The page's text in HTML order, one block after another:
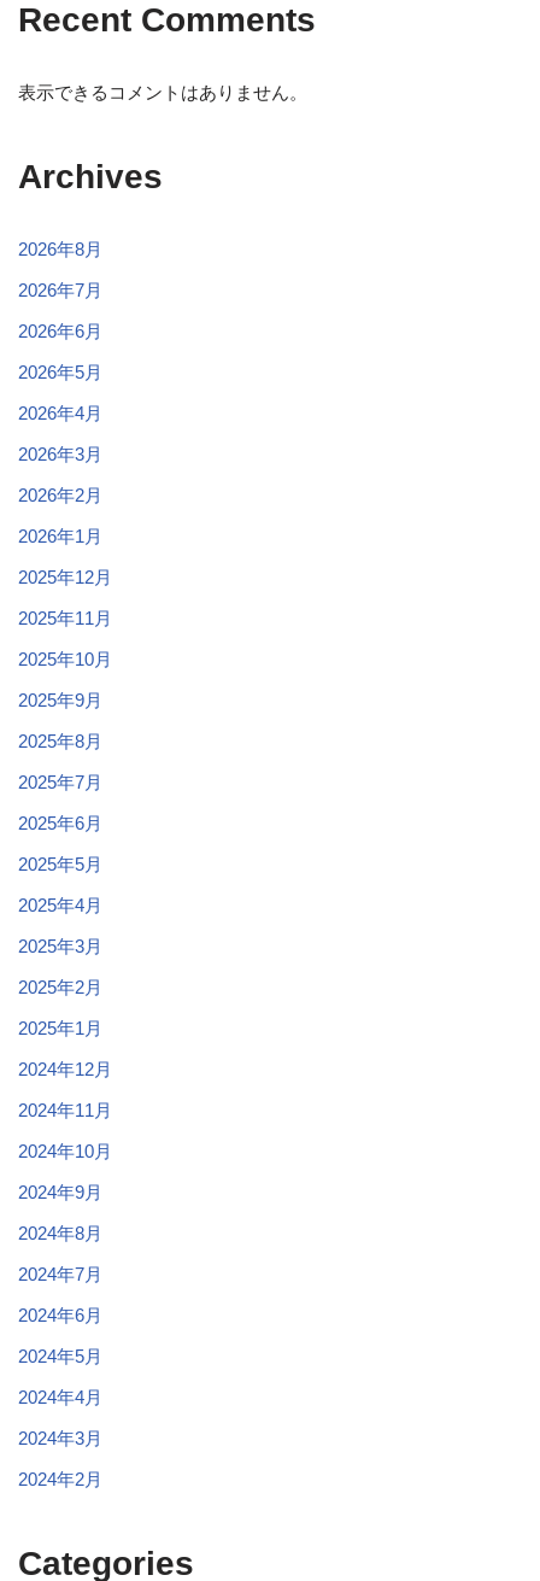
Recent Comments
表示できるコメントはありません。
Archives
2026年8月
2026年7月
2026年6月
2026年5月
2026年4月
2026年3月
2026年2月
2026年1月
2025年12月
2025年11月
2025年10月
2025年9月
2025年8月
2025年7月
2025年6月
2025年5月
2025年4月
2025年3月
2025年2月
2025年1月
2024年12月
2024年11月
2024年10月
2024年9月
2024年8月
2024年7月
2024年6月
2024年5月
2024年4月
2024年3月
2024年2月
Categories